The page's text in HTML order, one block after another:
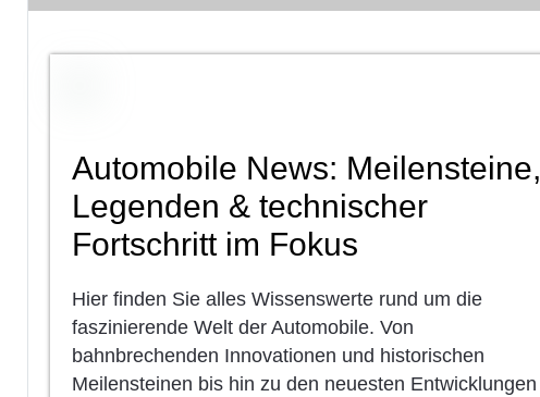
Automobile News: Meilensteine,
Legenden & technischer
Fortschritt im Fokus
Hier finden Sie alles Wissenswerte rund um die
faszinierende Welt der Automobile. Von
bahnbrechenden Innovationen und historischen
Meilensteinen bis hin zu den neuesten Entwicklungen